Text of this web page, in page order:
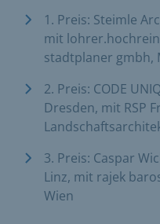
1. Preis: Steimle
mit
stadtplaner gmbh,
2. Preis: CODE
Dresden, mit RSP
3. Preis: Caspar
Linz, mit rajek
Wien